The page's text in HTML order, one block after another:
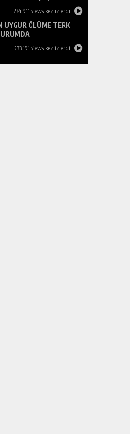
duracağız
234.911 views kez izlendi
UYGUR ÖLÜME TERK
233.191 views kez izlendi